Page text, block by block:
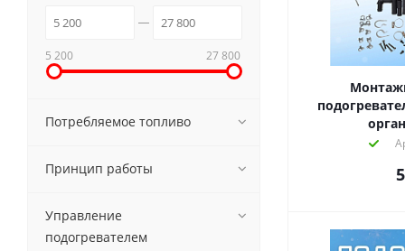
5 200 27 800
Потребляемое топливо
Принцип работы
Управление
подогревателем